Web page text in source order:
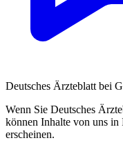
Deutsches Ärzteblatt bei
Wenn Sie Deutsches
können Inhalte von uns in
erscheinen.